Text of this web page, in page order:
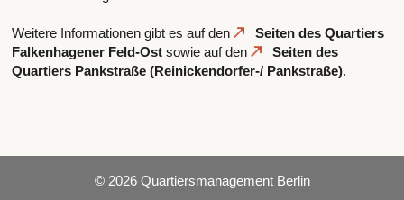
Weitere Informationen gibt es auf den
Seiten des Quartiers
Falkenhagener Feld-Ostsowie auf den
Seiten des
Quartiers Pankstraße (Reinickendorfer-/ Pankstraße).
© 2026 Quartiersmanagement Berlin